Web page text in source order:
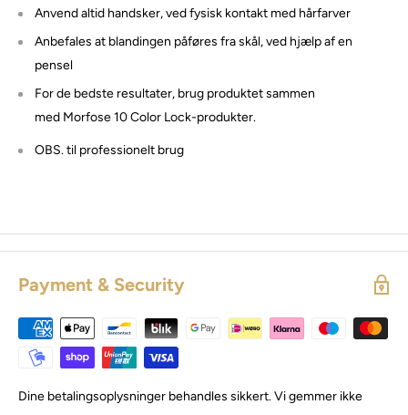
Anvend altid handsker, ved fysisk kontakt med hårfarver
Anbefales at blandingen påføres fra skål, ved hjælp af en
pensel
For de bedste resultater, brug produktet sammen
med Morfose 10 Color Lock-produkter.
OBS. til professionelt brug
Payment & Security
Dine betalingsoplysninger behandles sikkert. Vi gemmer ikke